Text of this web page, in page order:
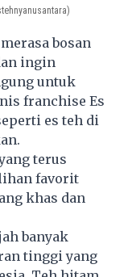
bosan
ingin
untuk
franchise Es
es teh di
terus
favorit
khas dan
banyak
tinggi yang